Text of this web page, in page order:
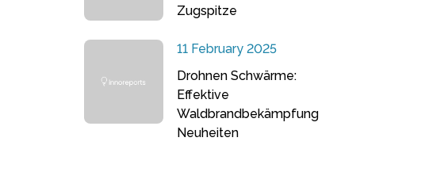
Zugspitze
11 February 2025
Drohnen Schwärme:
Effektive
Waldbrandbekämpfung
Neuheiten